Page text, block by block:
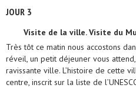
JOUR 3
Visite de la ville. Visite du
Très tôt ce matin nous accostons
réveil, un petit déjeuner vous
ravissante ville. L’histoire de cette
centre, inscrit sur la liste de